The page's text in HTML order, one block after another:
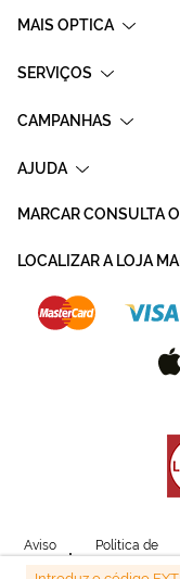
MAIS OPTICA
SERVIÇOS
CAMPANHAS
AJUDA
MARCAR CONSULTA
LOCALIZAR A LOJA
Aviso
Legal
Política de
Privacidade